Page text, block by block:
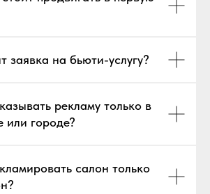
заявка на бьюти-услугу?
рекламу только в
или городе?
салон только